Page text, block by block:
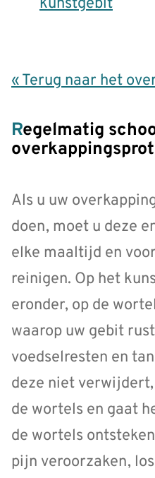
kunstgebit
« Terug naar het
Regelmatig schoonmaken van de
Als u uw
doen, moet u deze
elke maaltijd en
reinigen. Op het
eronder, op de
waarop uw gebit
voedselresten en
deze niet
de wortels en gaat
de wortels
pijn veroorzaken,